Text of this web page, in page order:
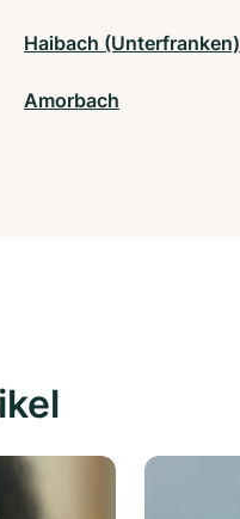
Haibach (Unterfranken)
Amorbach